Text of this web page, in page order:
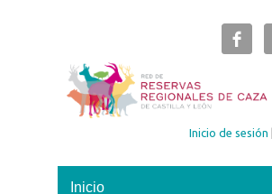
Inicio de sesión